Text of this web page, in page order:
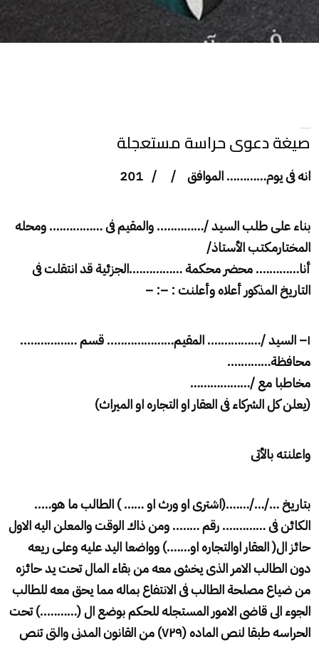
صيغة دعوى حراسة مستعجلة
انه فى يوم………… الموافق / / 201
بناء على طلب السيد /………….. والمقيم فى…………….ومحله
المختارمكتب الأستاذ/
أنا…………. محضر محكمة…………….الجزئية قد انتقلت فى
التاريخ المذكور أعلاه وأعلنت: –: –
۱–السيد/…………….المقيم……………….. قسم ……………..
محافظة………….
مخاطبا مع/………………
(يعلن كل الشركاء فى العقار او التجاره او الميراث)
واعلنته بالأتى
بتاريخ …/…/…….(اشترى او ورث او …… ) الطالب ما هو…..
الكائن فى …………. رقم……..ومن ذاك الوقت والمعلن اليه الاول
حائز ال( العقار اوالتجاره او…….)وواضعا اليد عليه وعلى ريعه
دون الطالب الامر الذى يخشى معه من بقاء المال تحت يد حائزه
من ضياع مصلحة الطالب فى الانتفاع بماله مما يحق معه للطالب
الجوء الى قاضى الامور المستجله للحكم بوضع ال (………..) تحت
الحراسه طبقا لنص الماده(۷۲۹)من القانون المدنى والتى تنص